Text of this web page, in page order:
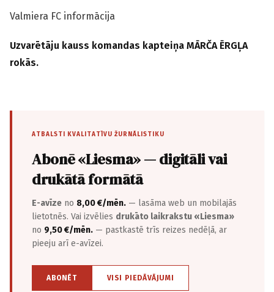
Valmiera FC informācija
Uzvarētāju kauss komandas kapteiņa MĀRČA ĒRGĻA
rokās.
ATBALSTI KVALITATĪVU ŽURNĀLISTIKU
Abonē «Liesma» — digitāli vai
drukātā formātā
E-avīze no 8,00 €/mēn. — lasāma web un mobilajās
lietotnēs. Vai izvēlies drukāto laikrakstu «Liesma»
no 9,50 €/mēn. — pastkastē trīs reizes nedēļā, ar
pieeju arī e-avīzei.
ABONĒT VISI PIEDĀVĀJUMI